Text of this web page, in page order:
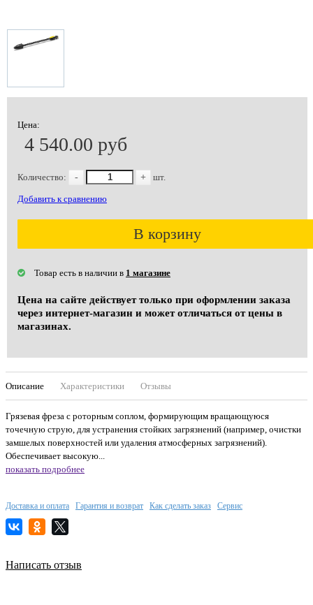
Цена:
4 540.00 руб
Количество: - + шт.
Добавить к сравнению
В корзину
Товар есть в наличии в 1 магазине
Цена на сайте действует только при оформлении заказа
через интернет-магазин и может отличаться от цены в
магазинах.
Описание Характеристики Отзывы
Грязевая фреза с роторным соплом, формирующим вращающуюся
точечную струю, для устранения стойких загрязнений (например, очистки
замшелых поверхностей или удаления атмосферных загрязнений).
Обеспечивает высокую...
показать подробнее
Доставка и оплата Гарантия и возврат Как сделать заказ Сервис
Написать отзыв